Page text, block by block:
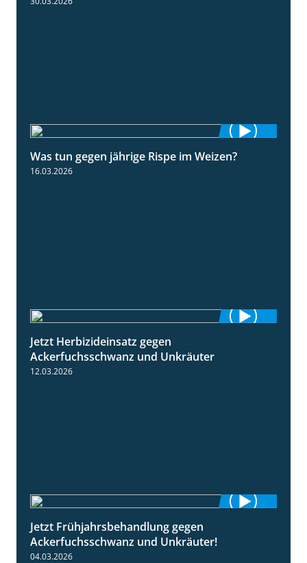
1:15
Was tun gegen jährige Rispe im Weizen?
16.03.2026
Jetzt Herbizideinsatz gegen
Ackerfuchsschwanz und Unkräuter
12.03.2026
Jetzt Frühjahrsbehandlung gegen
Ackerfuchsschwanz und Unkräuter!
04.03.2026